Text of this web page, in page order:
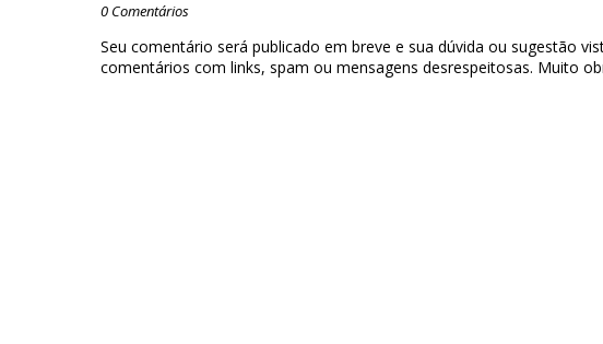
0 Comentários
Seu comentário será publicado em breve e sua dúvida ou sugestão
comentários com links, spam ou mensagens desrespeitosas. Muito